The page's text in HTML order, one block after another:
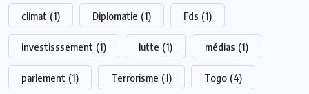
climat (1) Diplomatie (1) Fds (1)
investisssement (1) lutte (1) médias (1)
parlement (1) Terrorisme (1) Togo (4)